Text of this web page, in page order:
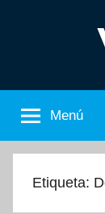
Nos
Mueves
Tú
de
Veico
Car
Rental
Menú
Etiqueta: